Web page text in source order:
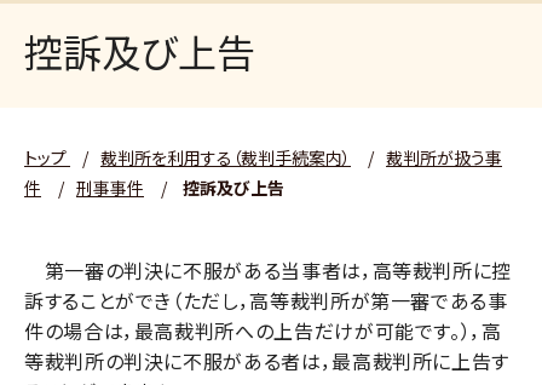
控訴及び上告
トップ / 裁判所を利用する（裁判手続案内） / 裁判所が扱う事
件
/ 刑事事件 / 控訴及び上告
第一審の判決に不服がある当事者は，高等裁判所に控
訴することができ（ただし，高等裁判所が第一審である事
件の場合は，最高裁判所への上告だけが可能です。），高
等裁判所の判決に不服がある者は，最高裁判所に上告す